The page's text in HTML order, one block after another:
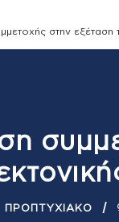
στην εξέταση
ΠΡΟΠΤΥΧΙΑΚΌ